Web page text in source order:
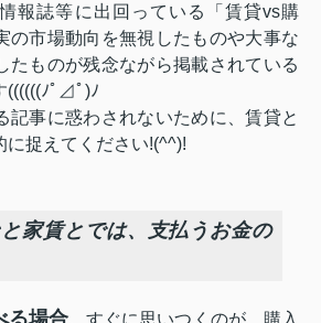
報誌等に出回っている「賃貸vs購
の市場動向を無視したものや大事な
たものが残念ながら掲載されている
((((((ﾉﾟ⊿ﾟ)ﾉ
記事に惑わされないために、賃貸と
に捉えてください!(^^)!
家賃とでは、支払うお金の
る場合、すぐに思いつくのが、購入